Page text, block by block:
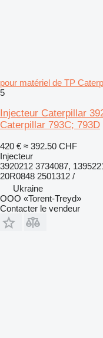
pour matériel de TP
5
Injecteur Caterpillar
Caterpillar 793C; 793D
420 € ≈ 392.50 CHF
Injecteur
3920212 3734087,
20R0848 2501312 /
Ukraine
OOO «Torent-Treyd»
Contacter le vendeur